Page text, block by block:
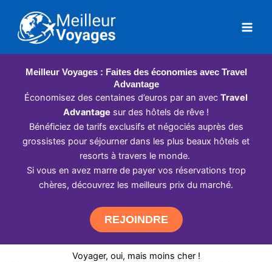
contenu
Meilleur Voyages : Faites des économies avec Travel
Advantage
Économisez des centaines d’euros par an avec Travel
Advantage sur des hôtels de rêve !
Bénéficiez de tarifs exclusifs et négociés auprès des
grossistes pour séjourner dans les plus beaux hôtels et
resorts à travers le monde.
Si vous en avez marre de payer vos réservations trop
chères, découvrez les meilleurs prix du marché.
REJOINDRE
Voyager, oui, mais moins cher !